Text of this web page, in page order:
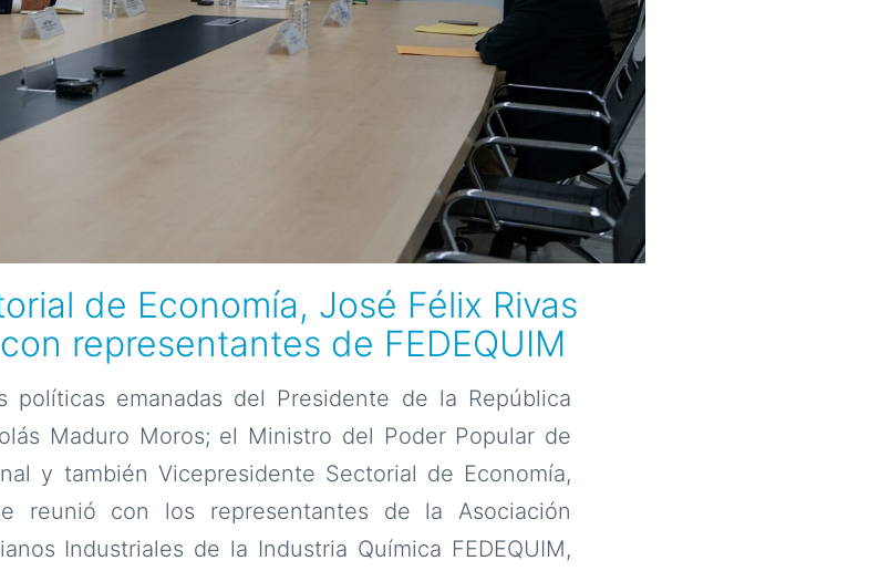
de Economía, José Félix Rivas
representantes de FEDEQUIM
políticas emanadas del Presidente de la República
Maduro Moros; el Ministro del Poder Popular de
y también Vicepresidente Sectorial de Economía,
reunió con los representantes de la Asociación
Industriales de la Industria Química FEDEQUIM,